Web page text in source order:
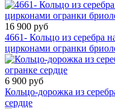
16 900 руб
4661- Кольцо из серебра
цирконами огранки
6 900 руб
Кольцо-дорожка из
сердце